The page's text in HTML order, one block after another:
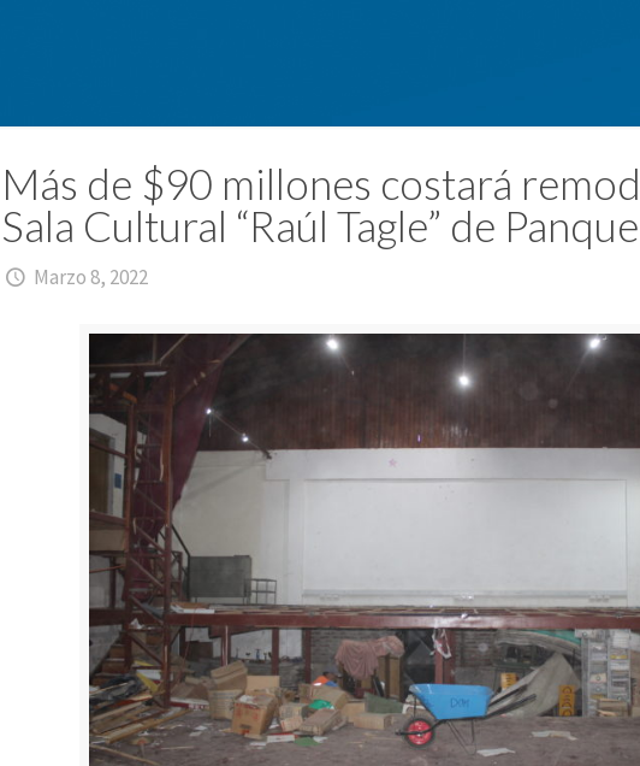
Más de $90 millones costará
Sala Cultural “Raúl Tagle” de
Marzo 8, 2022